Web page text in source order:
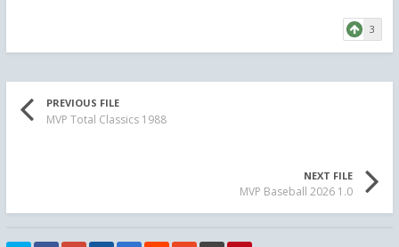
3
PREVIOUS FILE
MVP Total Classics 1988
NEXT FILE
MVP Baseball 2026 1.0